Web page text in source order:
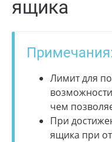
ящика
Лимит для
чем
При
ящика при